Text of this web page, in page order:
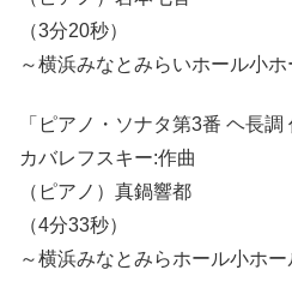
（3分20秒）
～横浜みなとみらいホール小ホ
「ピアノ・ソナタ第3番 ヘ長調
カバレフスキー:作曲
（ピアノ）真鍋響都
（4分33秒）
～横浜みなとみらホール小ホー